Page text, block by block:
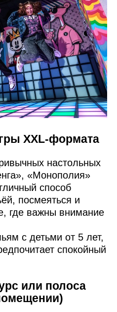
XXL-формата
настольных
«Монополия»
способ
посмеяться и
где важны внимание
с детьми от 5 лет,
спокойный
или полоса